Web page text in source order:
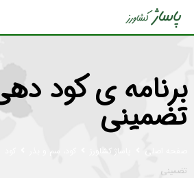
پرش
برنامه ی کود
تضمینی
صفحه اصلی پاساژ کشاورز کود، سم و بذر
تضمینی